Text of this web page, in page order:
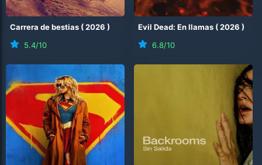
Carrera de bestias (2026 )
5.4/10
Evil Dead: En llamas (2026 )
6.8/10